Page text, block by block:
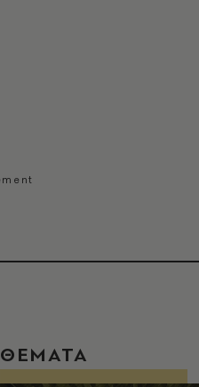
ΘΕΜΑΤΑ